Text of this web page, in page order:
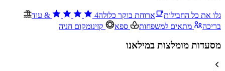
גלו את כל החבילות ארוחת בוקר כלולה4
& עוד
בריכה
מתאים למשפחות ספא קזינומקום חניה
מסעדות מומלצות במילאנו